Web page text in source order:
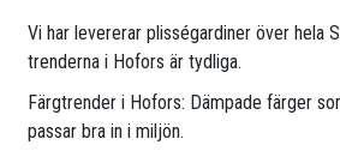
Vi har levererar plisségardiner över hela
trenderna i Hofors är tydliga.
Färgtrender i Hofors: Dämpade färger
passar bra in i miljön.